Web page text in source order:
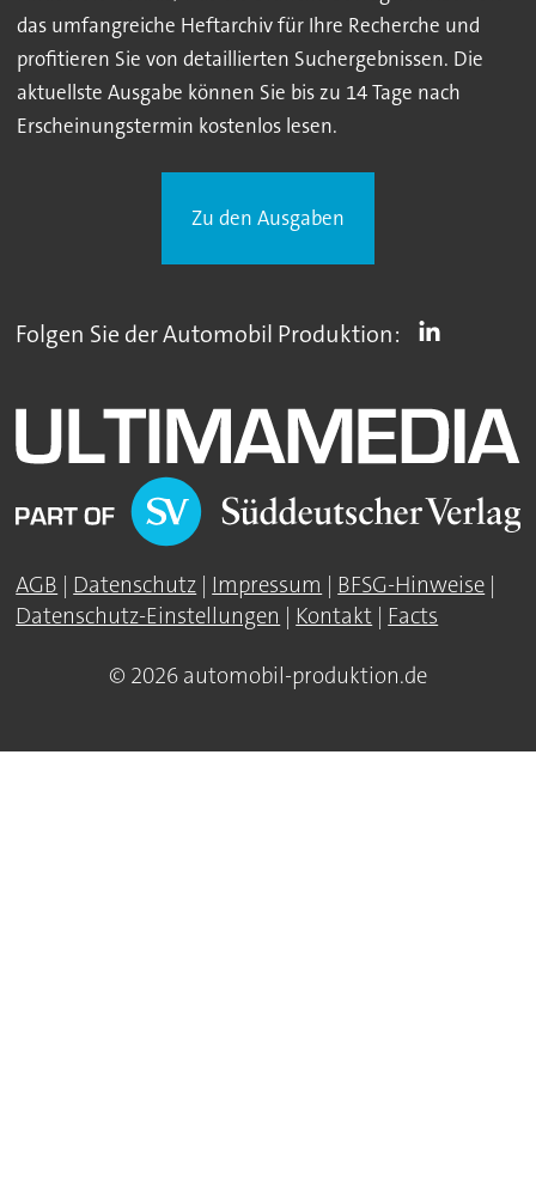
das umfangreiche Heftarchiv für Ihre Recherche und
profitieren Sie von detaillierten Suchergebnissen. Die
aktuellste Ausgabe können Sie bis zu 14 Tage nach
Erscheinungstermin kostenlos lesen.
Zu den Ausgaben
Folgen Sie der Automobil Produktion:
AGB | Datenschutz | Impressum | BFSG-Hinweise |
Datenschutz-Einstellungen | Kontakt | Facts
© 2026 automobil-produktion.de